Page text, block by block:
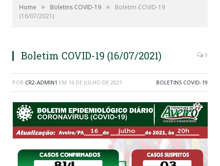
Home » Boletins COVID-19 »
Boletim COVID-19
(16/07/2021)
Boletim COVID-19 (16/07/2021) 0
POR CR2-ADMIN1 EM 16 DE JULHO DE 2021 BOLETINS COVID-19